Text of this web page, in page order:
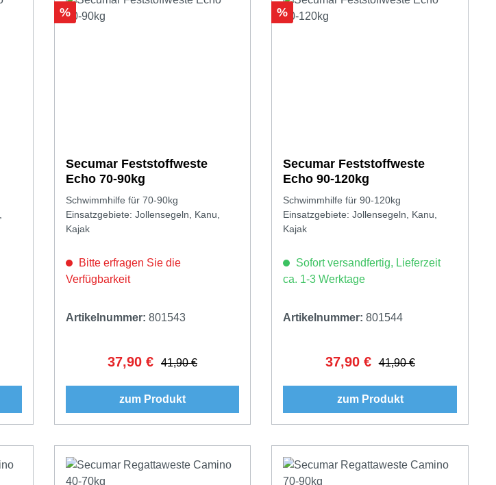
Rabatt
%
Secumar Feststoffweste
Echo 70-90kg
Schwimmhilfe für 70-90kg
Einsatzgebiete: Jollensegeln, Kanu,
Kajak
Bitte erfragen Sie die
Verfügbarkeit
Artikelnummer: 801543
Verkaufspreis:
37,90 € Regulärer Preis:
41,90 €
zum Produkt
Rabatt
%
Secumar Feststoffweste
Echo 90-120kg
Schwimmhilfe für 90-120kg
Einsatzgebiete: Jollensegeln, Kanu,
Kajak
Sofort versandfertig, Lieferzeit
ca. 1-3 Werktage
Artikelnummer:801544
Verkaufspreis:
37,90 € Regulärer Preis:
41,90 €
zum Produkt